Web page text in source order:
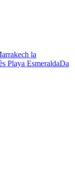
la
Playa EsmeraldaDa